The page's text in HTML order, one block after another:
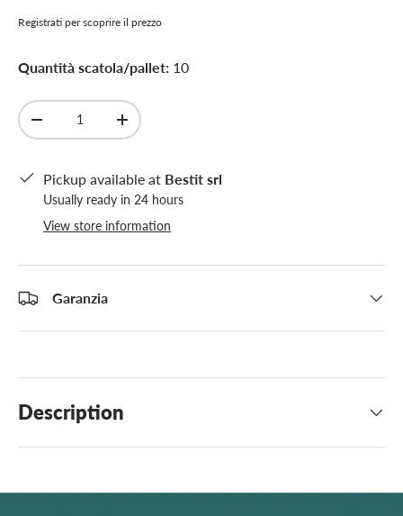
Registrati per scoprire il prezzo
Quantità scatola/pallet: 10
Qty
-
+
Pickup available at Bestit srl
Usually ready in 24 hours
View store information
Garanzia
Description